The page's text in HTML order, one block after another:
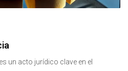
un acto jurídico clave en el